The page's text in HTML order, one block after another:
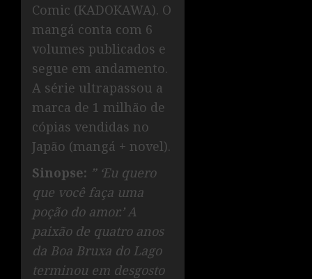
Comic (KADOKAWA). O
mangá conta com 6
volumes publicados e
segue em andamento.
A série ultrapassou a
marca de 1 milhão de
cópias vendidas no
Japão (mangá + novel).
Sinopse: ” ‘Eu quero
que você faça uma
poção do amor.’ A
paixão de quatro anos
da Boa Bruxa do Lago
terminou em desgosto